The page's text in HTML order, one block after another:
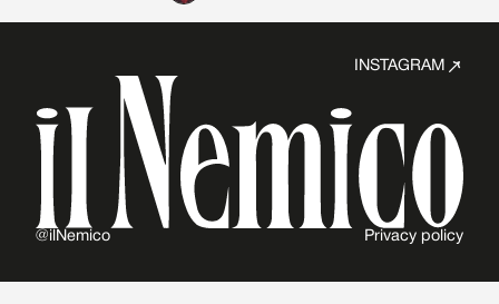
INSTAGRAM
@ilNemico Privacy policy